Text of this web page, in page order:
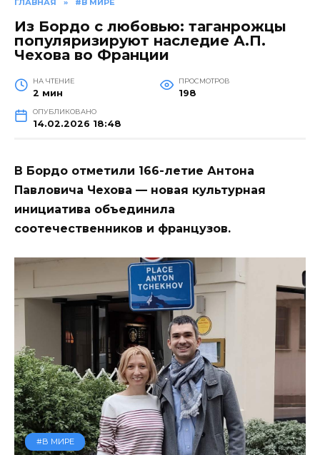
Из Бордо с любовью: таганрожцы
популяризируют наследие А.П.
Чехова во Франции
НА ЧТЕНИЕ
2 мин
ПРОСМОТРОВ
198
ОПУБЛИКОВАНО
14.02.2026 18:48
В Бордо отметили 166-летие Антона
Павловича Чехова — новая культурная
инициатива объединила
соотечественников и французов.
#В МИРЕ